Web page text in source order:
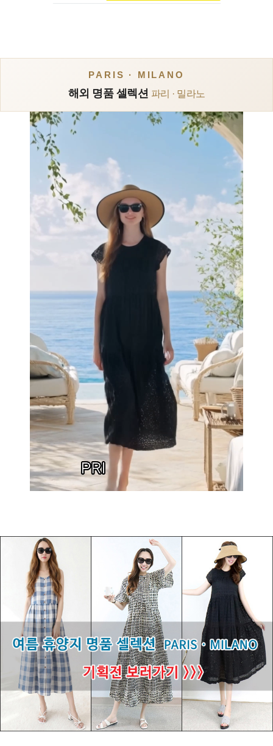
PARIS · MILANO
해외 명품 셀렉션 파리 · 밀라노